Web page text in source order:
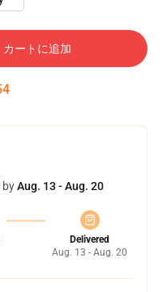
カートに追加
byAug. 13 - Aug. 20
Delivered
Aug. 13 - Aug. 20